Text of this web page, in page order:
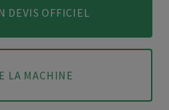
DEVIS OFFICIEL
LA MACHINE